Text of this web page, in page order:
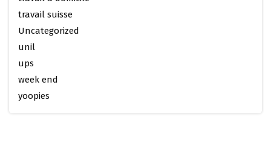
travail suisse
Uncategorized
unil
ups
week end
yoopies